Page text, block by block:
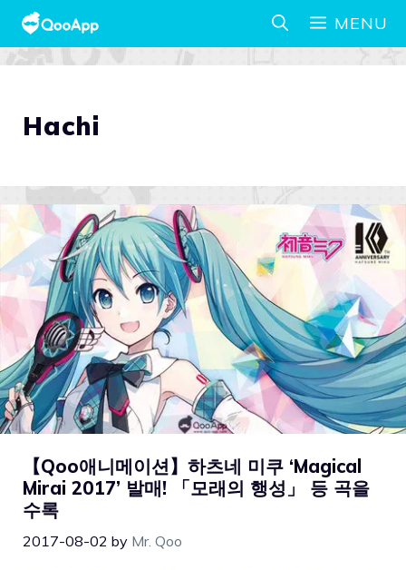
MENU
Hachi
【Qoo애니메이션】하츠네 미쿠 ‘Magical
Mirai 2017’ 발매! 「모래의 행성」 등 곡을
수록
2017-08-02 by Mr. Qoo